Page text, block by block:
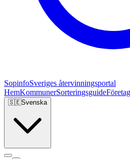
SopinfoSveriges återvinningsportal
HemKommunerSorteringsguideFöretag
🇸🇪Svenska